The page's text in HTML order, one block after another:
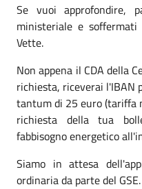
Se vuoi approfondire,
ministeriale e
Vette.
Non appena il CDA della
richiesta, riceverai l'IBAN
tantum di 25 euro (tariffa
richiesta della tua
fabbisogno energetico
Siamo in attesa
ordinaria da parte del GSE.